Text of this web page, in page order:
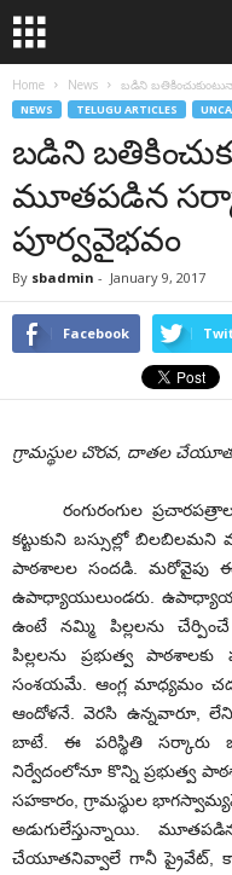
Home News బడిని
NEWS TELUGU ARTICLES
బడిని
మూతపడిన
పూర్వవైభవం
By sbadmin - January 9, 2017
Facebook
గ్రామస్థుల చొరవ, దాతల
రంగురంగుల
కట్టుకుని బస్సుల్లో బిలబిలమని
పాఠశాలల సందడి. మరోవైపు
ఉపాధ్యాయులుండరు.
ఉంటే నమ్మి పిల్లలను చేర్పించే
పిల్లలను ప్రభుత్వ
సంశయమే. ఆంగ్ల మాధ్యమం
ఆందోళనే. వెరసి ఉన్నవారూ,
బాటే. ఈ పరిస్థితి సర్కారు
నిర్వేదంలోనూ కొన్ని ప్రభుత్వ
సహకారం, గ్రామస్థుల
అడుగులేస్తున్నాయి.
చేయూతనివ్వాలే గానీ ప్రైవేట్‌,